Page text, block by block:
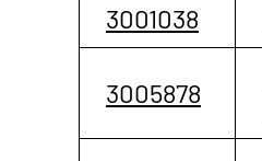
3001038
3005878